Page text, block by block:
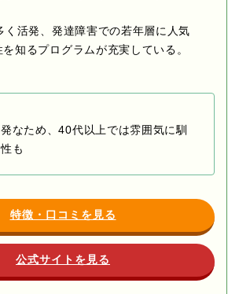
く活発、発達障害での若年層に人気
を知るプログラムが充実している。
なため、40代以上では雰囲気に馴
も
特徴・口コミを見る
公式サイトを見る